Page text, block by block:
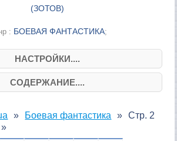
(ЗОТОВ)
: БОЕВАЯ ФАНТАСТИКА;
НАСТРОЙКИ....
СОДЕРЖАНИЕ....
Боевая фантастика
Стр. 2